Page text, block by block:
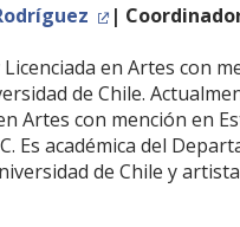
|
en Artes con
de Chile.
Artes con mención en
Es académica del
de Chile y